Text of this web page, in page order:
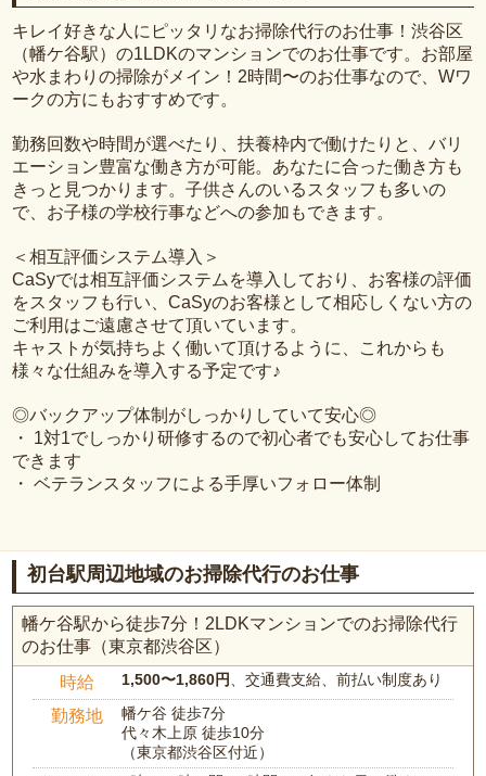
キレイ好きな人にピッタリなお掃除代行のお仕事！渋谷区
（幡ケ谷駅）の1LDKのマンションでのお仕事です。お部屋
や水まわりの掃除がメイン！2時間〜のお仕事なので、Wワ
ークの方にもおすすめです。
勤務回数や時間が選べたり、扶養枠内で働けたりと、バリ
エーション豊富な働き方が可能。あなたに合った働き方も
きっと見つかります。子供さんのいるスタッフも多いの
で、お子様の学校行事などへの参加もできます。
＜相互評価システム導入＞
CaSyでは相互評価システムを導入しており、お客様の評価
をスタッフも行い、CaSyのお客様として相応しくない方の
ご利用はご遠慮させて頂いています。
キャストが気持ちよく働いて頂けるように、これからも
様々な仕組みを導入する予定です♪
◎バックアップ体制がしっかりしていて安心◎
・ 1対1でしっかり研修するので初心者でも安心してお仕事
できます
・ ベテランスタッフによる手厚いフォロー体制
初台駅周辺地域のお掃除代行のお仕事
幡ケ谷駅から徒歩7分！2LDKマンションでのお掃除代行
のお仕事（東京都渋谷区）
時給 1,500〜1,860円、交通費支給、前払い制度あり
勤務地
幡ケ谷 徒歩7分
代々木上原 徒歩10分
（東京都渋谷区付近）